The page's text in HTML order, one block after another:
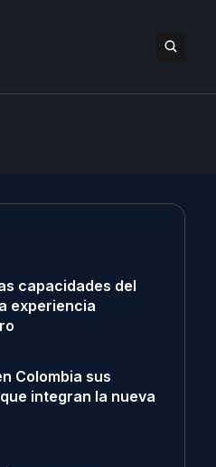
capacidades del
experiencia
Colombia sus
integran la nueva